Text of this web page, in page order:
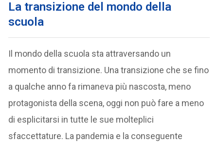
La transizione del mondo della
scuola
Il mondo della scuola sta attraversando un
momento di transizione. Una transizione che se fino
a qualche anno fa rimaneva più nascosta, meno
protagonista della scena, oggi non può fare a meno
di esplicitarsi in tutte le sue molteplici
sfaccettature. La pandemia e la conseguente